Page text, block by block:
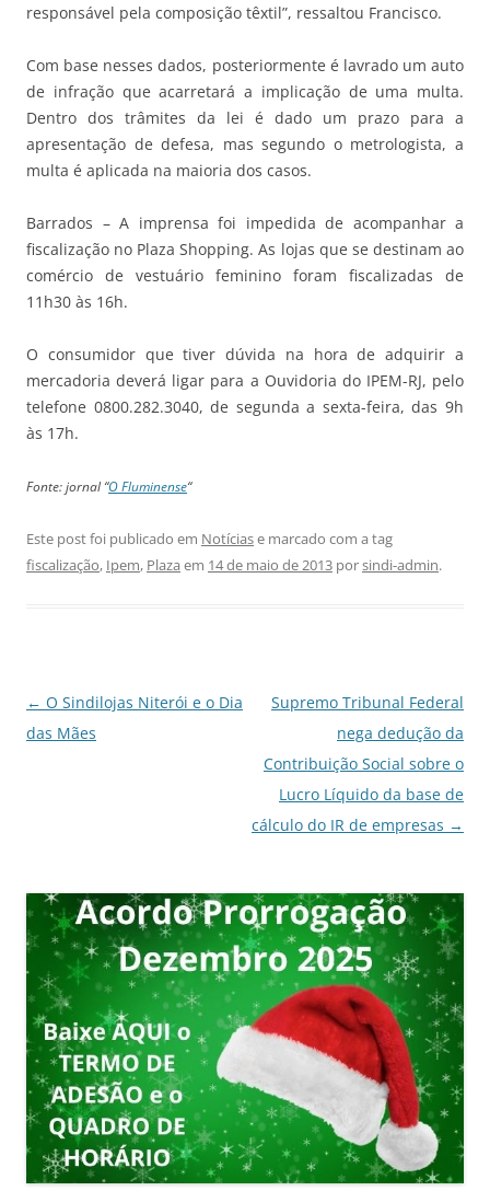
responsável pela composição têxtil”, ressaltou Francisco.
Com base nesses dados, posteriormente é lavrado um auto
de infração que acarretará a implicação de uma multa.
Dentro dos trâmites da lei é dado um prazo para a
apresentação de defesa, mas segundo o metrologista, a
multa é aplicada na maioria dos casos.
Barrados – A imprensa foi impedida de acompanhar a
fiscalização no Plaza Shopping. As lojas que se destinam ao
comércio de vestuário feminino foram fiscalizadas de
11h30 às 16h.
O consumidor que tiver dúvida na hora de adquirir a
mercadoria deverá ligar para a Ouvidoria do IPEM-RJ, pelo
telefone 0800.282.3040, de segunda a sexta-feira, das 9h
às 17h.
Fonte: jornal “O Fluminense“
Este post foi publicado em Notíciase marcado com a tag
fiscalização, Ipem, Plaza em 14 de maio de 2013 porsindi-admin.
Navegação
de
← O Sindilojas Niterói e o Dia
das Mães
Supremo Tribunal Federal
nega dedução da
Contribuição Social sobre o
Lucro Líquido da base de
cálculo do IR de empresas →